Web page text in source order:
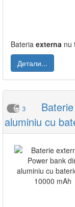
Bateria externa nu
Детали...
3
aluminiu cu